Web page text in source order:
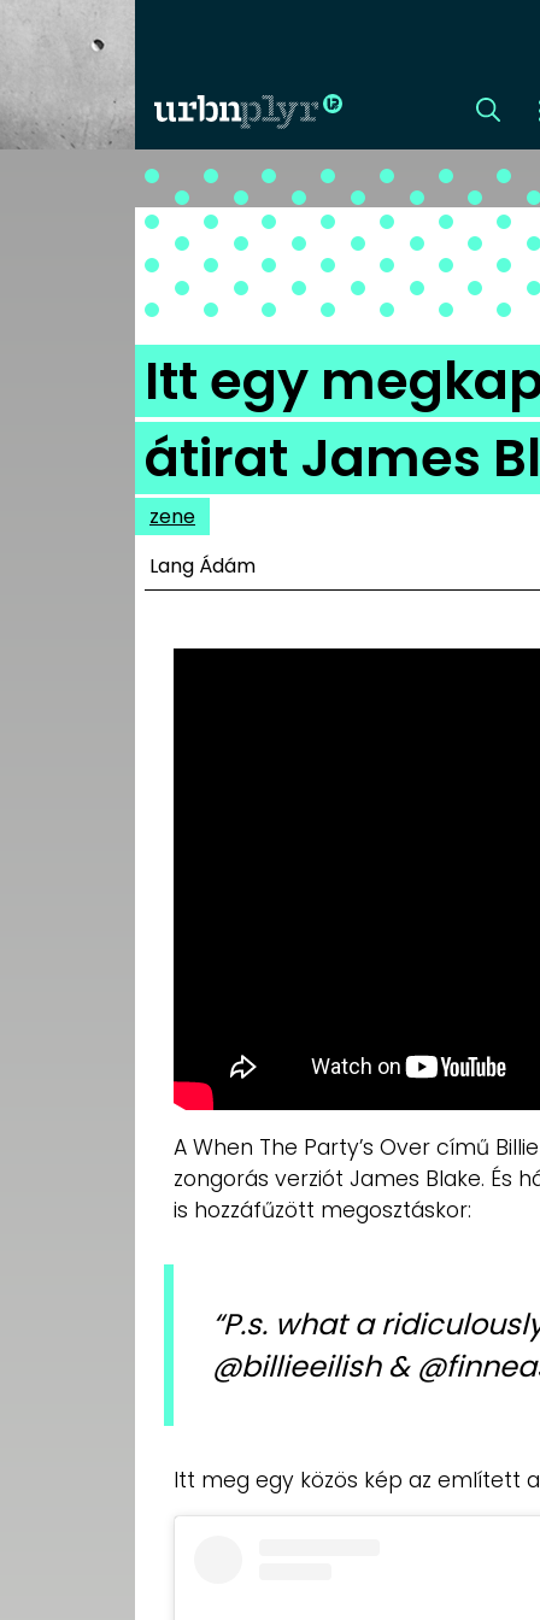
CÍMLAP
DIZÁJN
DIVAT
HIP
KULT
Itt egy
átirat James
zene
Lang Ádám
A When The Party’s Over című
zongorás verziót James Blake. És
is hozzáfűzött megosztáskor:
“P.s. what a
@billieeilish &
Itt meg egy közös kép az említett